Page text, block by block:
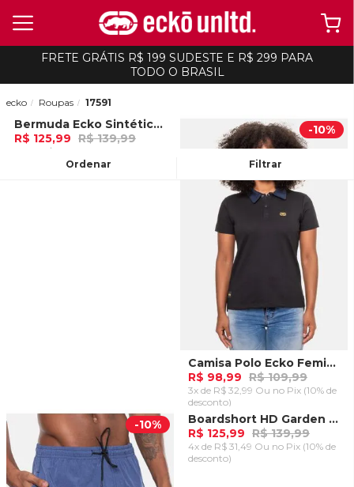
FRETE GRÁTIS R$ 199 SUDESTE E R$ 299 PARA
TODO O BRASIL
Ordenar Filtrar
ecko Roupas 17591
-10%
Bermuda Ecko Sintética Caqui
R$ 125,99 R$ 139,99
4x de R$ 31,49 Ou
-10%
Camisa Polo Ecko Feminina Kubi Preta
R$ 98,99 R$ 109,99
3x de R$ 32,99 Ou no Pix (10% de
desconto)
ADICIONAR AO
CARRINHO
-10% -10%Boardshort HD Garden Laranja
R$ 125,99 R$ 139,99
4x de R$ 31,49 Ou no Pix (10% de
desconto)